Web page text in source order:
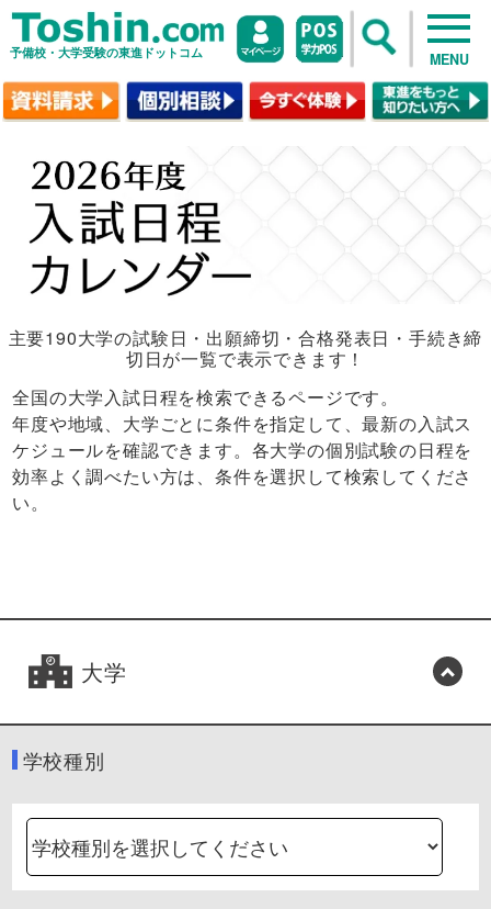
予備校・大学受験の東進ドットコム MENU
主要190大学の試験日・出願締切・合格発表日・手続き締
切日が一覧で表示できます！
全国の大学入試日程を検索できるページです。
年度や地域、大学ごとに条件を指定して、最新の入試ス
ケジュールを確認できます。各大学の個別試験の日程を
効率よく調べたい方は、条件を選択して検索してくださ
い。
大学
学校種別